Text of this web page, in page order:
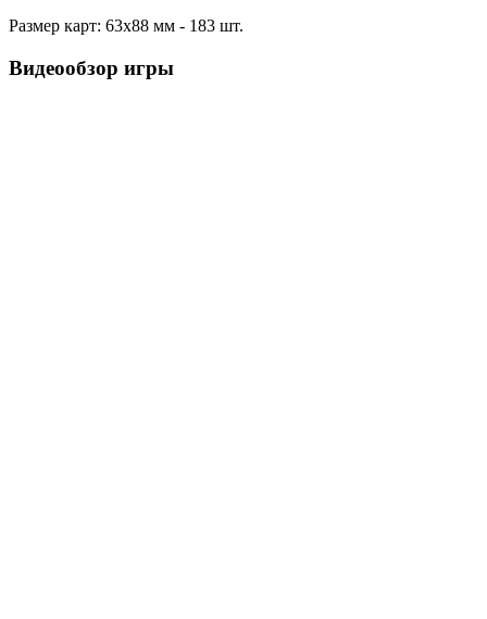
Размер карт: 63х88 мм - 183 шт.
Видеообзор игры